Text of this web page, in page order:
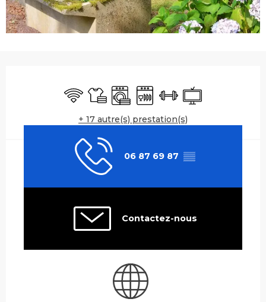
WiFi Draps et linge
Lave lingeLave vaisselle
Salle de sport
Télévision
+ 17 autre(s) prestation(s)
06 87 69 87 ▒▒
Contactez-nous